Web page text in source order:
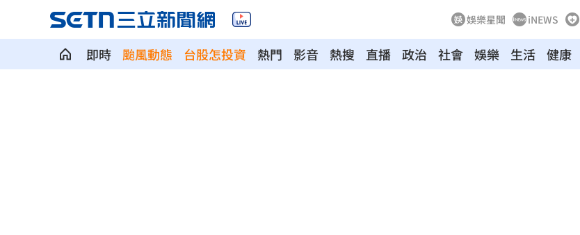
娛樂星聞 iNEWS
即時 颱風動態 台股怎投資 熱門 影音 熱搜 直播 政治 社會 娛樂 生活 健康